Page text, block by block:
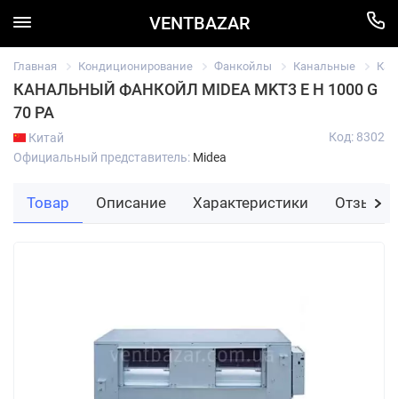
VENTBAZAR
Главная Кондиционирование Фанкойлы Канальные
КАНАЛЬНЫЙ ФАНКОЙЛ MIDEA MKT3 E H 1000 G
70 PA
Китай
Официальный представитель: Midea
Код: 8302
Товар Описание Характеристики Отзывы